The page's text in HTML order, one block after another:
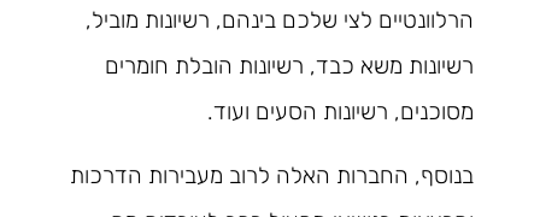
הרלוונטיים לצי שלכם בינהם, רשיונות מוביל,
רשיונות משא כבד, רשיונות הובלת חומרים
מסוכנים, רשיונות הסעים ועוד.
בנוסף, החברות האלה לרוב מעבירות הדרכות